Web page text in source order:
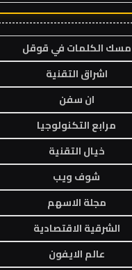
مسك الكلمات في قوقل
اشراق التقنية
ان سفن
مرابع التكنولوجيا
خيال التقنية
شوف ويب
مجلة الاسهم
الشرقية الاقتصادية
عالم الايفون